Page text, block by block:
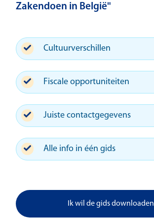
Zakendoen in België"
Cultuurverschillen
Fiscale opportuniteiten
Juiste contactgegevens
Alle info in één gids
Ik wil de gids downloaden